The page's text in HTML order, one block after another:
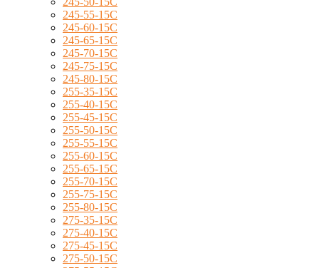
245-55-15C
245-60-15C
245-65-15C
245-70-15C
245-75-15C
245-80-15C
255-35-15C
255-40-15C
255-45-15C
255-50-15C
255-55-15C
255-60-15C
255-65-15C
255-70-15C
255-75-15C
255-80-15C
275-35-15C
275-40-15C
275-45-15C
275-50-15C